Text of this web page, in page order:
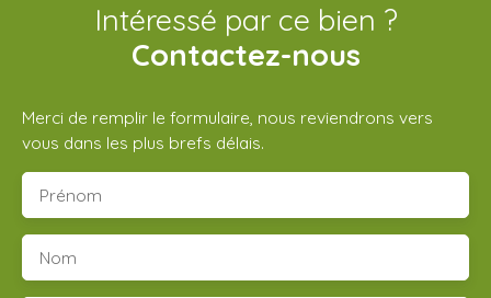
Intéressé par ce bien ?
Contactez-nous
Merci de remplir le formulaire, nous reviendrons vers
vous dans les plus brefs délais.
Prénom
Nom